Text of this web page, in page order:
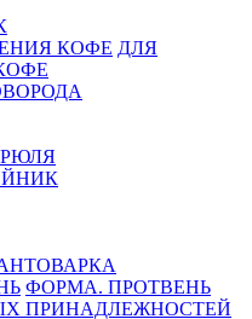
ДЛЯ
ФОРМА. ПРОТВЕНЬ